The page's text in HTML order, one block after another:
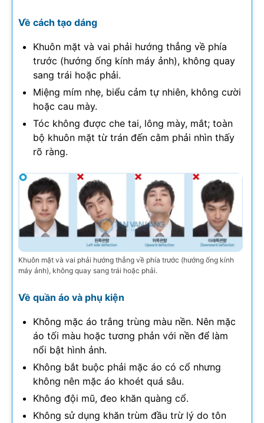
Về cách tạo dáng
Khuôn mặt và vai phải hướng thẳng về phía
trước (hướng ống kính máy ảnh), không quay
sang trái hoặc phải.
Miệng mím nhẹ, biểu cảm tự nhiên, không cười
hoặc cau mày.
Tóc không được che tai, lông mày, mắt; toàn
bộ khuôn mặt từ trán đến cằm phải nhìn thấy
rõ ràng.
Khuôn mặt và vai phải hướng thẳng về phía trước (hướng ống kính
máy ảnh), không quay sang trái hoặc phải.
Về quần áo và phụ kiện
Không mặc áo trắng trùng màu nền. Nên mặc
áo tối màu hoặc tương phản với nền để làm
nổi bật hình ảnh.
Không bắt buộc phải mặc áo có cổ nhưng
không nên mặc áo khoét quá sâu.
Không đội mũ, đeo khăn quàng cổ.
Không sử dụng khăn trùm đầu trừ lý do tôn